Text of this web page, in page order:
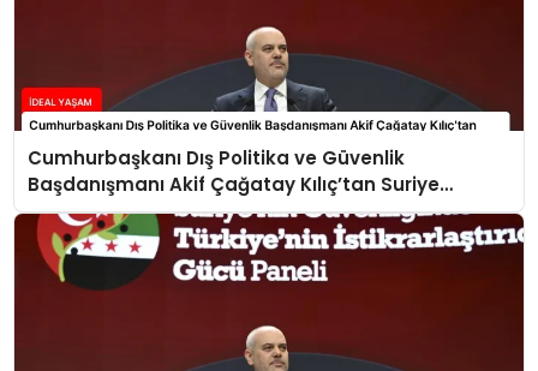
Cumhurbaşkanı Dış Politika ve Güvenlik
Başdanışmanı Akif Çağatay Kılıç’tan Suriye
Panelinde Önemli Açıklamalar